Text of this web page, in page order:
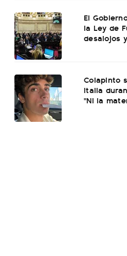
El
la Ley de
desalojos
Colapinto
Italia
"Ni la